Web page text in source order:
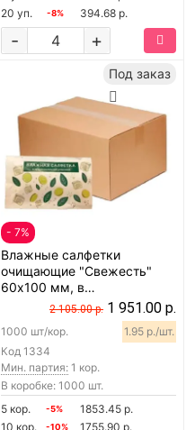
20 уп.
-8% 394.68 р.
+
-
- 7%
Под заказ
Влажные салфетки
очищающие "Свежесть"
60х100 мм, в
индивидуальной упаковке,
2 105.00 р. 1 951.00 р.
Код 1334
1000 шт/кор. 1.95 р./шт.
Мин. партия: 1 кор.
В коробке: 1000 шт.
5 кор.
-5%
1853.45 р.
10 кор.
-10% 1755.90 р.